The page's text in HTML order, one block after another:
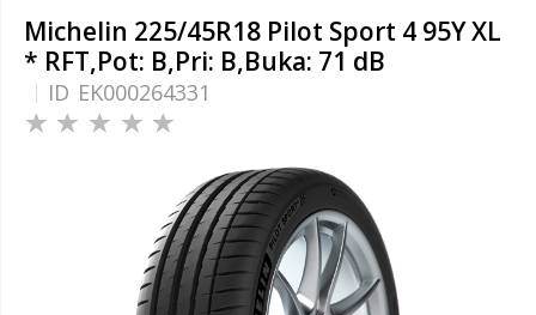
Michelin 225/45R18 Pilot Sport 4 95Y XL
* RFT,Pot: B,Pri: B,Buka: 71 dB
ID EK000264331